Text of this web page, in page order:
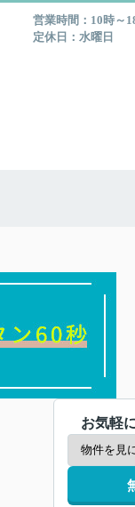
営業時間：10時～
定休日：水曜日
お気軽